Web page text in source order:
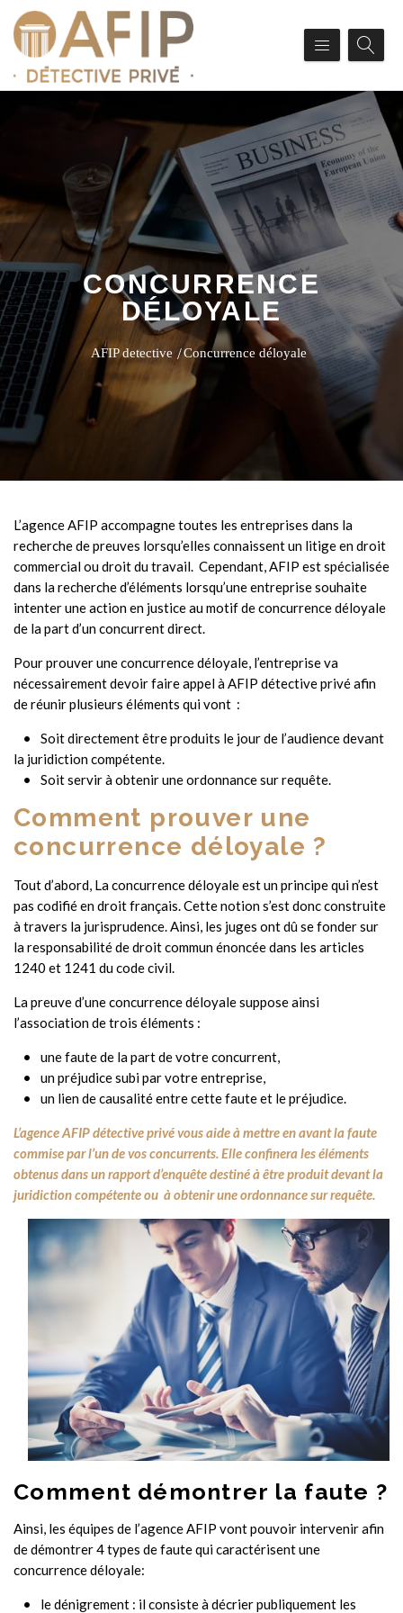
CONCURRENCE
DÉLOYALE
AFIP detective Concurrence déloyale
L’agence AFIP accompagne toutes les entreprises dans la
recherche de preuves lorsqu’elles connaissent un litige en droit
commercial ou droit du travail. Cependant, AFIP est spécialisée
dans la recherche d’éléments lorsqu’une entreprise souhaite
intenter une action en justice au motif de concurrence déloyale
de la part d’un concurrent direct.
Pour prouver une concurrence déloyale, l’entreprise va
nécessairement devoir faire appel à AFIP détective privé afin
de réunir plusieurs éléments qui vont :
Soit directement être produits le jour de l’audience devant
la juridiction compétente.
Soit servir à obtenir une ordonnance sur requête.
Comment prouver une
concurrence déloyale ?
Tout d’abord, La concurrence déloyale est un principe qui n’est
pas codifié en droit français. Cette notion s’est donc construite
à travers la jurisprudence. Ainsi, les juges ont dû se fonder sur
la responsabilité de droit commun énoncée dans les articles
1240 et 1241 du code civil.
La preuve d’une concurrence déloyale suppose ainsi
l’association de trois éléments :
une faute de la part de votre concurrent,
un préjudice subi par votre entreprise,
un lien de causalité entre cette faute et le préjudice.
L’agence AFIP détective privé vous aide à mettre en avant la faute
commise par l’un de vos concurrents. Elle confinera les éléments
obtenus dans un rapport d’enquête destinéà être produit devant la
juridiction compétente ou à obtenir une ordonnance sur requête.
Comment démontrer la faute ?
Ainsi, les équipes de l’agence AFIP vont pouvoir intervenir afin
de démontrer 4 types de faute qui caractérisent une
concurrence déloyale:
le dénigrement : il consiste à décrier publiquement les